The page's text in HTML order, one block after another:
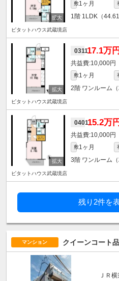
敷1ヶ月
1階 1LDK（
ピタットハウス武蔵境店
031117.1万円
10,000円
敷1ヶ月
2階 ワンルーム
ピタットハウス武蔵境店
040115.2万円
10,000円
敷1ヶ月
3階 ワンルーム
ピタットハウス武蔵境店
残り2件を
マンション クイーンコート
ＪＲ